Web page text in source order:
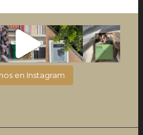
en Instagram